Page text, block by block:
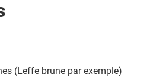
(Leffe brune par exemple)